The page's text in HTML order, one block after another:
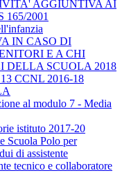
AGGIUNTIVA AI
165/2001
IN CASO DI
E A CHI
DELLA SCUOLA 2018
CCNL 2016-18
al modulo 7 - Media
istituto 2017-20
Scuola Polo per
di assistente
tecnico e collaboratore